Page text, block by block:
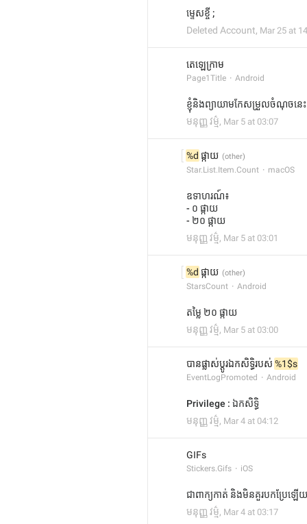
ម្ទេសខ្ចី ;
Deleted Account, Mar 25 at
តេឡេក្រាម
Page1Title Android
ខ្ញុំនិងព្យាយាមកែសម្រួលចំណុចន
មនុញ្ញ វម្ម៌, Mar 5 at 03:07
%d ផ្កាយ
Star.List.Item.Count macOS
ឧទាហរណ៍៖
- ០ ផ្កាយ
- ២០ ផ្កាយ
មនុញ្ញ វម្ម៌, Mar 5 at 03:01
%d ផ្កាយ
StarsCount Android
តម្លៃ ២០ ផ្កាយ
មនុញ្ញ វម្ម៌, Mar 5 at 03:00
បានផ្លាស់ប្តូរឯកសិទ្ធិរបស់ %1$s
EventLogPromoted Android
Privilege : ឯកសិទ្ធិ
មនុញ្ញ វម្ម៌, Mar 4 at 04:12
GIFs
Stickers.Gifs iOS
ជាពាក្យកាត់ និងមិនគួរបកប្រែឡើ
មនុញ្ញ វម្ម៌, Mar 4 at 03:17